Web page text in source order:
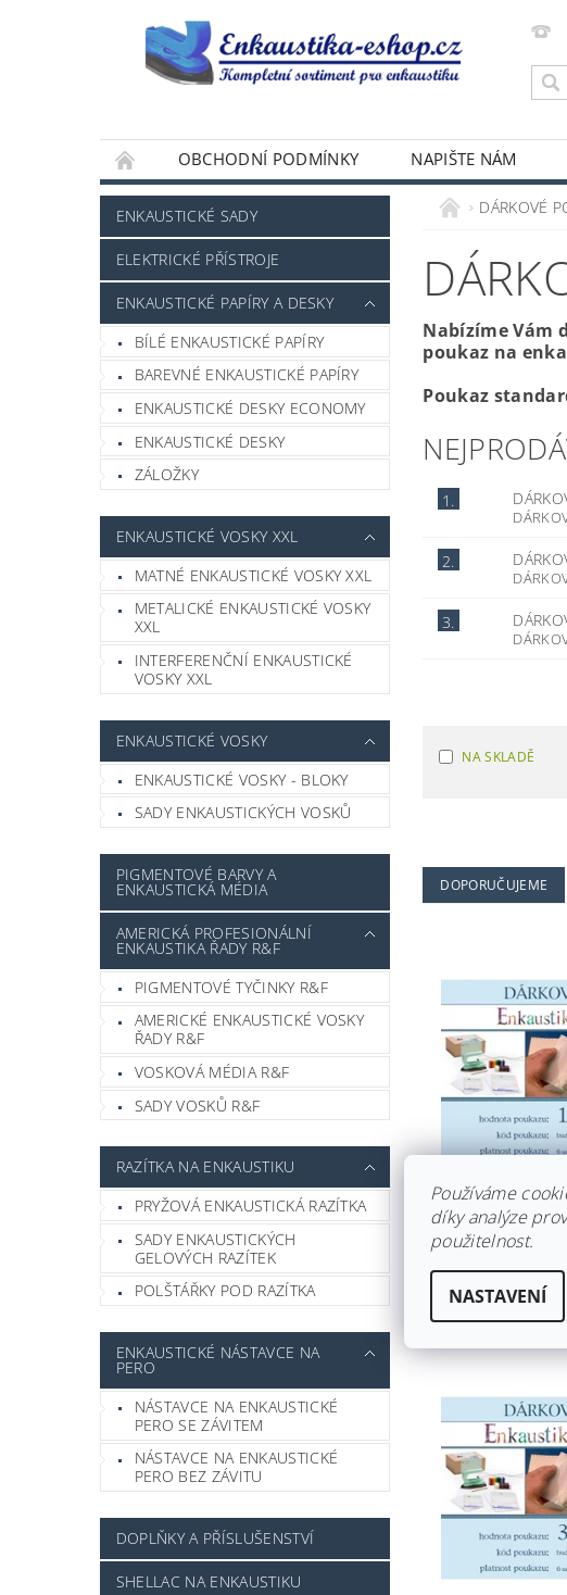
OBCHODNÍ PODMÍNKY NAPIŠTE NÁM
ENKAUSTICKÉ SADY
ELEKTRICKÉ PŘÍSTROJE
ENKAUSTICKÉ PAPÍRY A DESKY
BÍLÉ ENKAUSTICKÉ PAPÍRY
BAREVNÉ ENKAUSTICKÉ PAPÍRY
ENKAUSTICKÉ DESKY ECONOMY
ENKAUSTICKÉ DESKY
ZÁLOŽKY
ENKAUSTICKÉ VOSKY XXL
MATNÉ ENKAUSTICKÉ VOSKY XXL
METALICKÉ ENKAUSTICKÉ VOSKY
XXL
INTERFERENČNÍ ENKAUSTICKÉ
VOSKY XXL
ENKAUSTICKÉ VOSKY
ENKAUSTICKÉ VOSKY - BLOKY
SADY ENKAUSTICKÝCH VOSKŮ
PIGMENTOVÉ BARVY A
ENKAUSTICKÁ MÉDIA
AMERICKÁ PROFESIONÁLNÍ
ENKAUSTIKA ŘADY R&F
PIGMENTOVÉ TYČINKY R&F
AMERICKÉ ENKAUSTICKÉ VOSKY
ŘADY R&F
VOSKOVÁ MÉDIA R&F
SADY VOSKŮ R&F
RAZÍTKA NA ENKAUSTIKU
PRYŽOVÁ ENKAUSTICKÁ RAZÍTKA
SADY ENKAUSTICKÝCH
GELOVÝCH RAZÍTEK
POLŠTÁŘKY POD RAZÍTKA
ENKAUSTICKÉ NÁSTAVCE NA
PERO
NÁSTAVCE NA ENKAUSTICKÉ
PERO SE ZÁVITEM
NÁSTAVCE NA ENKAUSTICKÉ
PERO BEZ ZÁVITU
DOPLŇKY A PŘÍSLUŠENSTVÍ
SHELLAC NA ENKAUSTIKU
DÁRKOVÉ
Nabízíme Vám
poukaz na
Poukaz
1.
2.
3.
NA SKLADĚ
DOPORUČUJEME
DÁRKOVÝ
ENKAUSTIKU -
Skladem
1 000 Kč
Používáme
díky analýze
použitelnost.
NASTAVENÍ